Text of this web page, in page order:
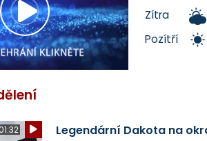
Přehrát
video
Zítra
Pozítří
Legendární Dakota na